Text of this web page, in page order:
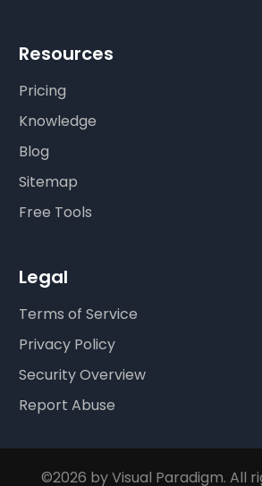
Resources
Pricing
Knowledge
Blog
Sitemap
Free Tools
Legal
Terms of Service
Privacy Policy
Security Overview
Report Abuse
©2026 by Visual Paradigm. All